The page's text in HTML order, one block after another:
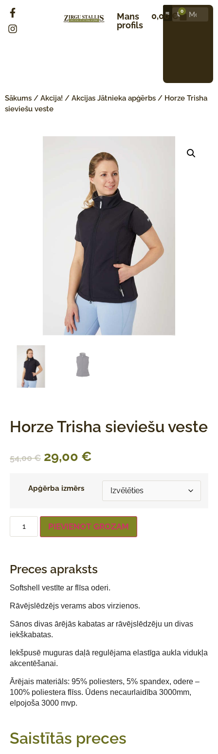
Mans
profils
0,00 € 0
Sākums / Akcija! / Akcijas Jātnieka apģērbs / Horze Trisha
sieviešu veste
Horze Trisha sieviešu veste
54,00€ 29,00 €
Apģērba izmērs
PIEVIENOT GROZAM
Preces apraksts
Softshell vestīte ar flīsa oderi.
Rāvējslēdzējs verams abos virzienos.
Sānos divas ārējās kabatas ar rāvējslēdzēju un divas
iekškabatas.
Iekšpusē muguras daļā regulējama elastīga aukla vidukļa
akcentēšanai.
Ārējais materiāls: 95% poliesters, 5% spandex, odere –
100% poliestera flīss. Ūdens necaurlaidība 3000mm,
elpojoša 3000 mvp.
Saistītās preces